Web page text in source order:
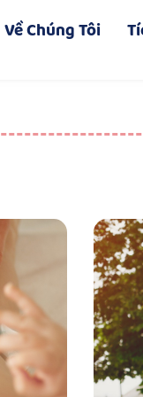
Về Chúng Tôi